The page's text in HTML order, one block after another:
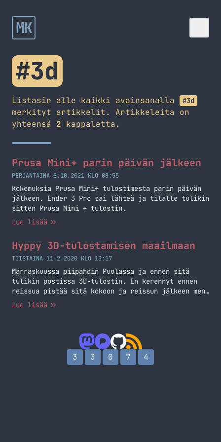
MK
#3d
Listasin alle kaikki avainsanalla #3d
merkityt artikkelit. Artikkeleita on
yhteensä 2 kappaletta.
Prusa Mini+ parin päivän jälkeen
PERJANTAINA 8.10.2021 KLO 08:55
Kokemuksia Prusa Mini+ tulostimesta parin päivän
jälkeen. Ender 3 Pro sai lähteä ja tilalle tulikin
sitten Prusa Mini + tulostin.
Lue lisää
Hyppy 3D-tulostamisen maailmaan
TIISTAINA 11.2.2020 KLO 13:17
Marraskuussa piipahdin Puolassa ja ennen sitä
tulikin postissa 3D-tulostin. En kerennyt ennen
reissua pistää sitä kokoon ja reissun jälkeen meni
vielä työmatkan takia itsenäisyyspäivän jälkeen
saa kotiin alle 200 eurolla. 3D-tulostamisen
aloittaminen ei… Jatka lukemista Hyppy 3D-
tulostamisen maailmaan
Lue lisää
3 3 0 7 4